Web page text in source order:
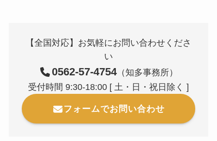
【全国対応】お気軽にお問い合わせくださ
い
0562-57-4754（知多事務所）
受付時間 9:30-18:00 [ 土・日・祝日除く ]
フォームでお問い合わせ